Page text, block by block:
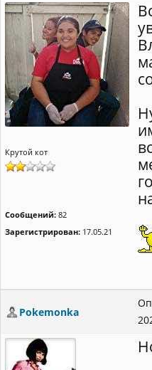
Крутой кот
Сообщений: 82
Зарегистрирован: 17.05.21
Pokemonka